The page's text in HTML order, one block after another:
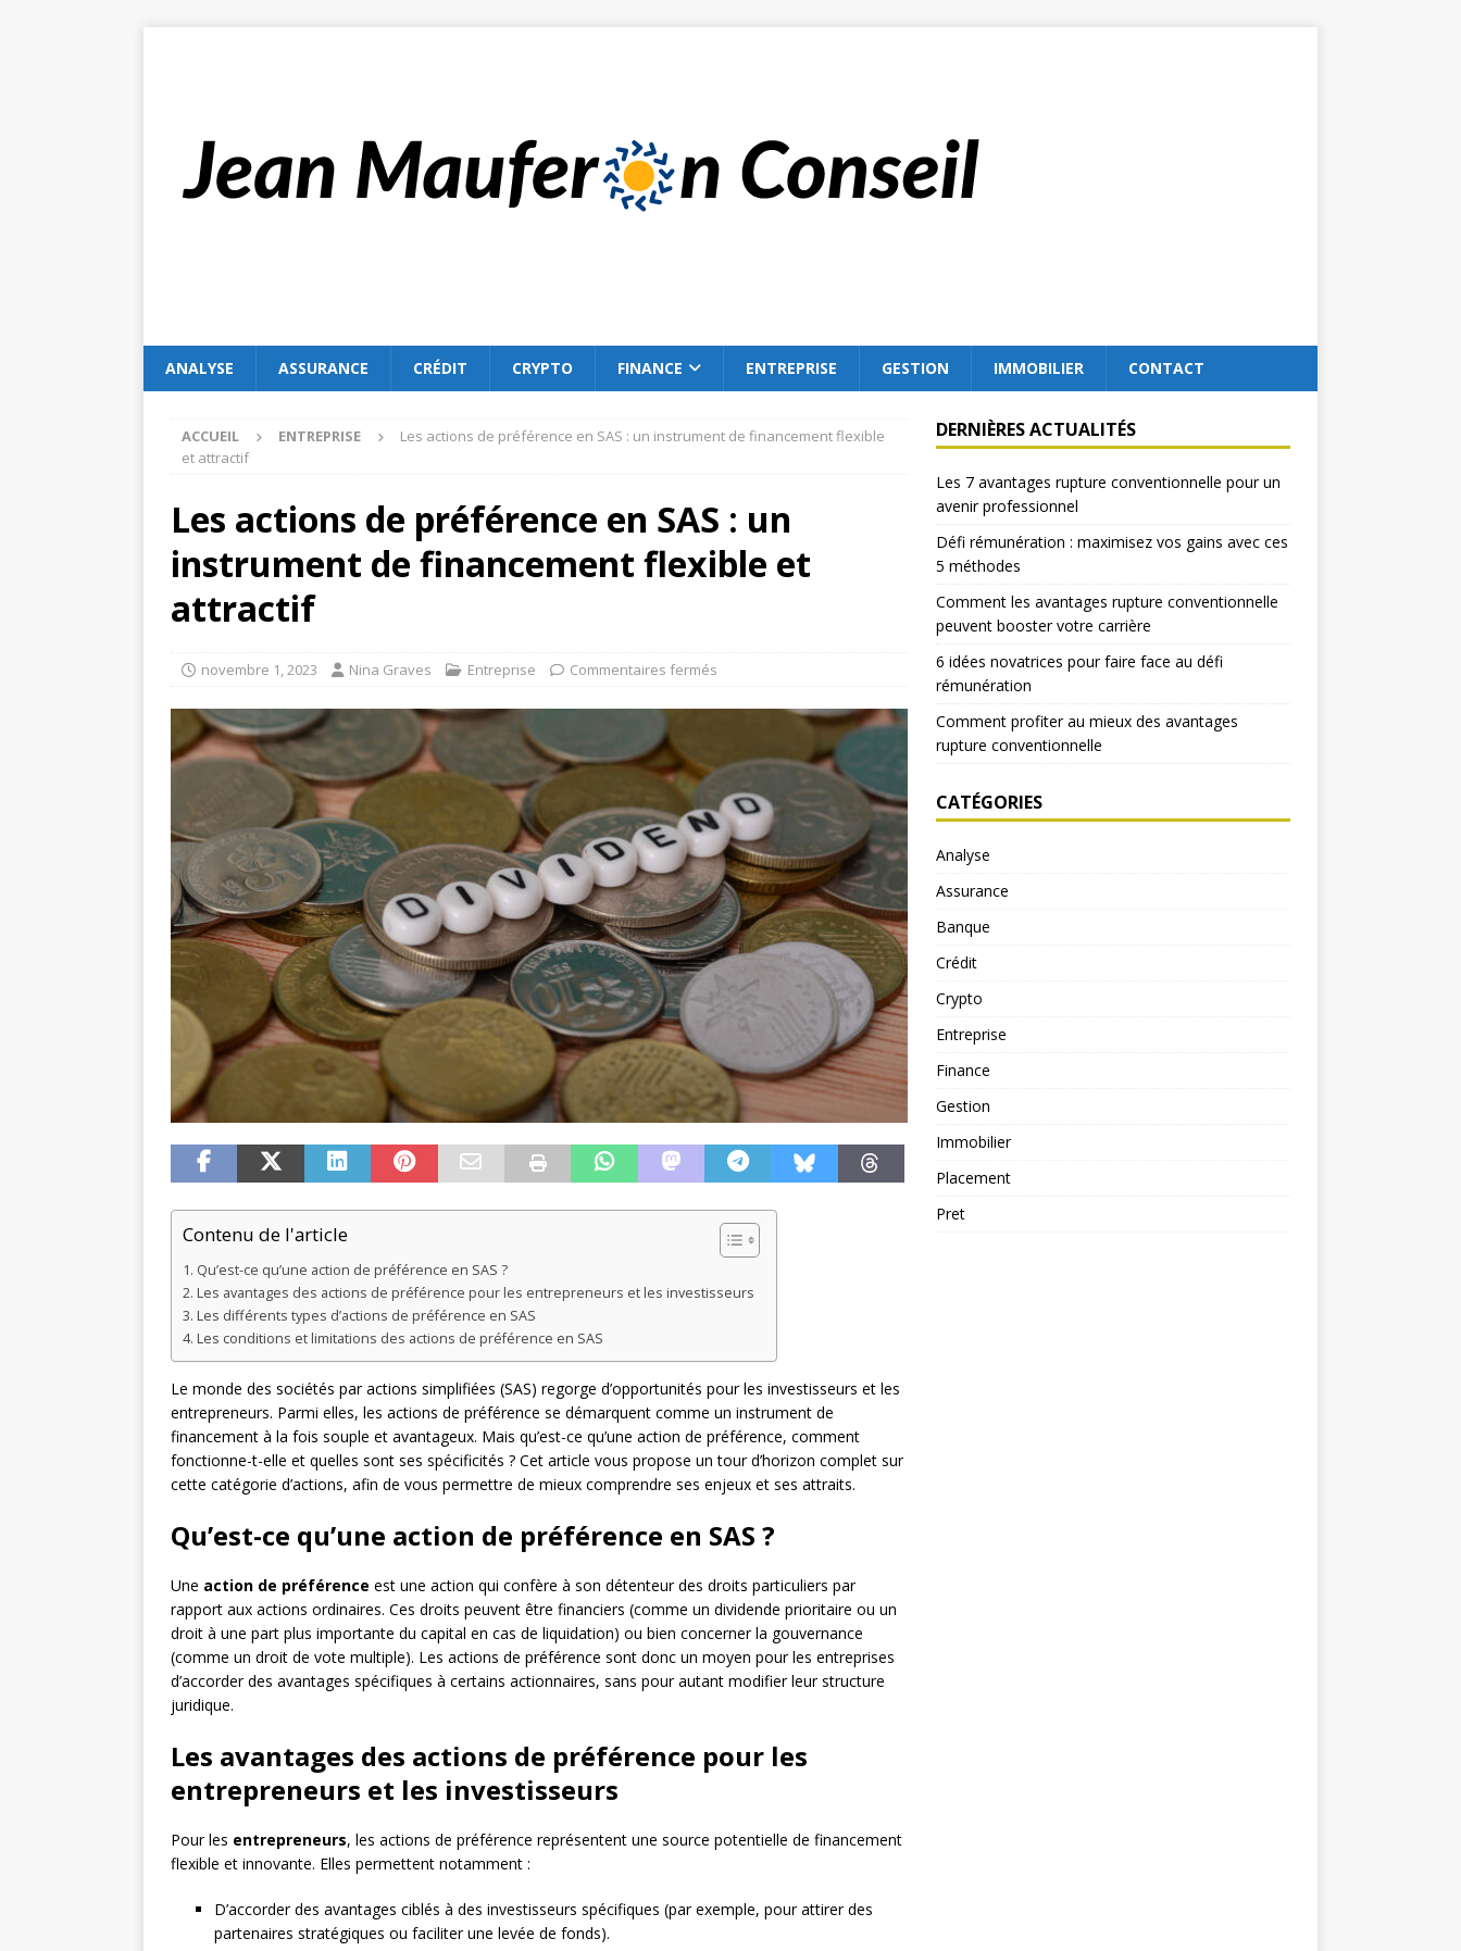
ANALYSE ASSURANCE CRÉDIT CRYPTO FINANCE ENTREPRISE GESTION IMMOBILIER CONTACT
ACCUEIL ENTREPRISE
Les actions de préférence en SAS : un instrument de financement flexible
et attractif
Les actions de préférence en SAS : un
instrument de financement flexible et
attractif
novembre 1, 2023 Nina Graves Entreprise Commentaires fermés
Contenu de l'article
Qu’est-ce qu’une action de préférence en SAS ?
Les avantages des actions de préférence pour les entrepreneurs et les investisseurs
Les différents types d’actions de préférence en SAS
Les conditions et limitations des actions de préférence en SAS
Le monde des sociétés par actions simplifiées (SAS) regorge d’opportunités pour les investisseurs et les
entrepreneurs. Parmi elles, les actions de préférence se démarquent comme un instrument de
financement à la fois souple et avantageux. Mais qu’est-ce qu’une action de préférence, comment
fonctionne-t-elle et quelles sont ses spécificités ? Cet article vous propose un tour d’horizon complet sur
cette catégorie d’actions, afin de vous permettre de mieux comprendre ses enjeux et ses attraits.
Qu’est-ce qu’une action de préférence en SAS ?
Une action de préférence est une action qui confère à son détenteur des droits particuliers par
rapport aux actions ordinaires. Ces droits peuvent être financiers (comme un dividende prioritaire ou un
droit à une part plus importante du capital en cas de liquidation) ou bien concerner la gouvernance
(comme un droit de vote multiple). Les actions de préférence sont donc un moyen pour les entreprises
d’accorder des avantages spécifiques à certains actionnaires, sans pour autant modifier leur structure
juridique.
Les avantages des actions de préférence pour les
entrepreneurs et les investisseurs
Pour les entrepreneurs, les actions de préférence représentent une source potentielle de financement
flexible et innovante. Elles permettent notamment :
D’accorder des avantages ciblés à des investisseurs spécifiques (par exemple, pour attirer des
partenaires stratégiques ou faciliter une levée de fonds).
DERNIÈRES ACTUALITÉS
Les 7 avantages rupture conventionnelle pour un
avenir professionnel
Défi rémunération : maximisez vos gains avec ces
5 méthodes
Comment les avantages rupture conventionnelle
peuvent booster votre carrière
6 idées novatrices pour faire face au défi
rémunération
Comment profiter au mieux des avantages
rupture conventionnelle
CATÉGORIES
Analyse
Assurance
Banque
Crédit
Crypto
Entreprise
Finance
Gestion
Immobilier
Placement
Pret